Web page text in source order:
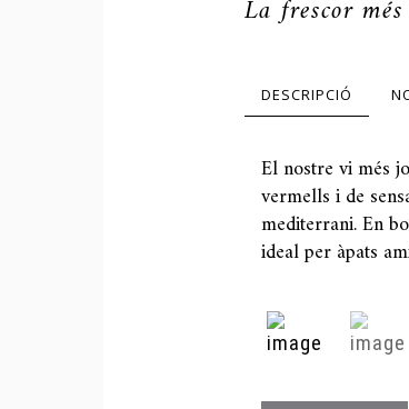
La frescor
DESCRIPCIÓ
El nostre vi més
vermells i de
mediterrani. En
ideal per àpats